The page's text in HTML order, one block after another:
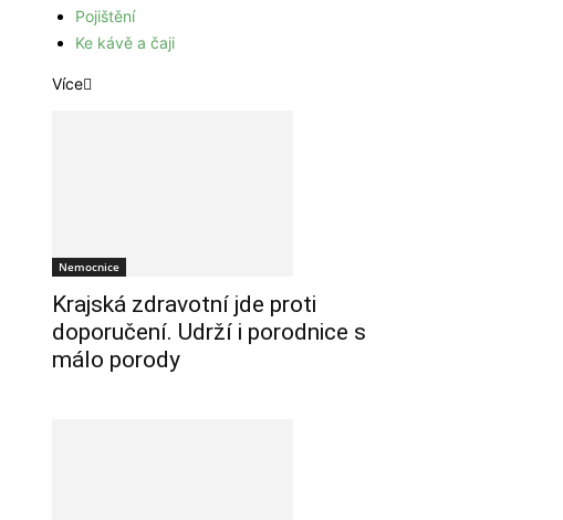
Pojištění
Ke kávě a čaji
Více
Nemocnice
Krajská zdravotní jde proti
doporučení. Udrží i porodnice s
málo porody